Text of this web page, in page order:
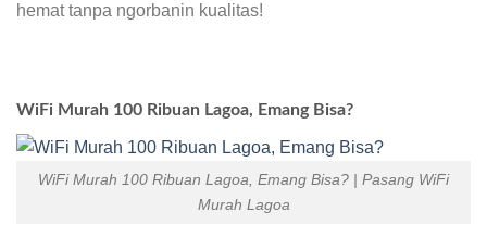
hemat tanpa ngorbanin kualitas!
WiFi Murah 100 Ribuan Lagoa, Emang Bisa?
WiFi Murah 100 Ribuan Lagoa, Emang Bisa? | Pasang WiFi
Murah Lagoa